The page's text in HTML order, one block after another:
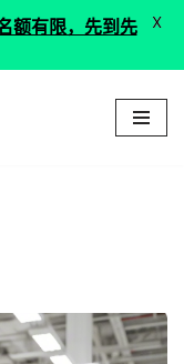
额有限，先到先
X